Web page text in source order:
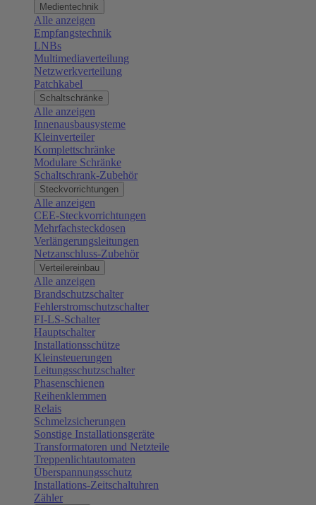
Medientechnik
Alle anzeigen
Empfangstechnik
LNBs
Multimediaverteilung
Netzwerkverteilung
Patchkabel
Schaltschränke
Alle anzeigen
Innenausbausysteme
Kleinverteiler
Komplettschränke
Modulare Schränke
Schaltschrank-Zubehör
Steckvorrichtungen
Alle anzeigen
CEE-Steckvorrichtungen
Mehrfachsteckdosen
Verlängerungsleitungen
Netzanschluss-Zubehör
Verteilereinbau
Alle anzeigen
Brandschutzschalter
Fehlerstromschutzschalter
FI-LS-Schalter
Hauptschalter
Installationsschütze
Kleinsteuerungen
Leitungsschutzschalter
Phasenschienen
Reihenklemmen
Relais
Schmelzsicherungen
Sonstige Installationsgeräte
Transformatoren und Netzteile
Treppenlichtautomaten
Überspannungsschutz
Installations-Zeitschaltuhren
Zähler